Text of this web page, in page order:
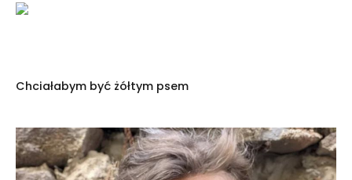
Chciałabym być żółtym psem